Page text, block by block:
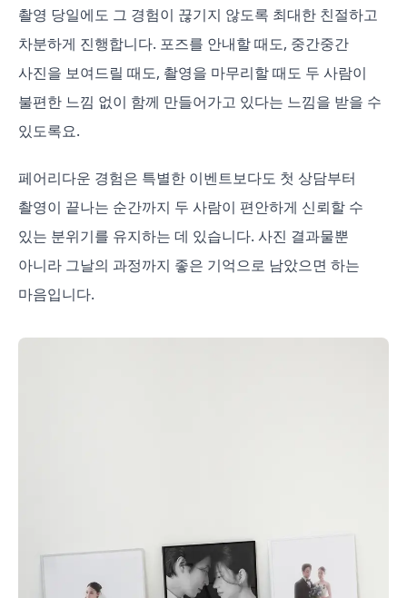
촬영 당일에도 그 경험이 끊기지 않도록 최대한 친절하고
차분하게 진행합니다. 포즈를 안내할 때도, 중간중간
사진을 보여드릴 때도, 촬영을 마무리할 때도 두 사람이
불편한 느낌 없이 함께 만들어가고 있다는 느낌을 받을 수
있도록요.
페어리다운 경험은 특별한 이벤트보다도 첫 상담부터
촬영이 끝나는 순간까지 두 사람이 편안하게 신뢰할 수
있는 분위기를 유지하는 데 있습니다. 사진 결과물뿐
아니라 그날의 과정까지 좋은 기억으로 남았으면 하는
마음입니다.